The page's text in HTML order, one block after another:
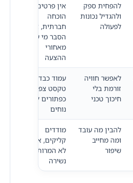
להפחית ספק
ולהגדיל נכונות
לפעולה
אין פרטים, אין
הוכחה
חברתית, אין
הסבר מי עומד
מאחורי
ההצעה
לאפשר חוויה
זורמת בלי
חיכוך טכני
עמוד כבד,
טקסט צפוף,
כפתורים לא
נוחים
להבין מה עובד
ומה מחייב
שיפור
מודדים
קליקים, אבל
לא המרות או
נשירה